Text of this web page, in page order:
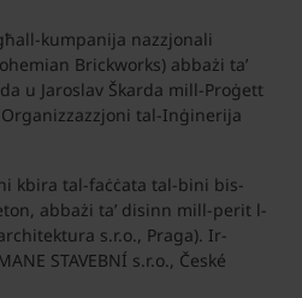
kumpanija nazzjonali
Brickworks) abbażi ta’
u Jaroslav Škarda mill-Proġett
tal-Inġinerija
kbira tal-faċċata tal-bini bis-
abbażi ta’ disinn mill-perit l-
s.r.o., Praga). Ir-
STAVEBNÍ s.r.o., České